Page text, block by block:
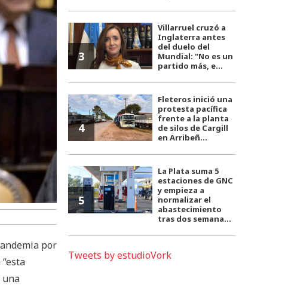
por
una
3
Villarruel cruzó a
Inglaterra antes
del duelo del
Mundial: "No es un
partido más, e...
4
Fleteros inició una
protesta pacífica
frente a la planta
de silos de Cargill
en Arribeñ...
5
La Plata suma 5
estaciones de GNC
y empieza a
normalizar el
abastecimiento
tras dos semana...
Tweets by estudioVork